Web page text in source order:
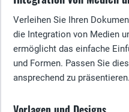
Verleihen Sie Ihren
die Integration von Medien
ermöglicht das einfache
und Formen. Passen Sie
ansprechend zu präsentieren.